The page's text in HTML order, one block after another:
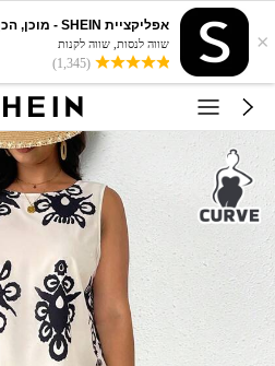
×
אפליקציית SHEIN - מוכן, הכן, סטייל!
שווה לנסות, שווה לקנות
(1,345)